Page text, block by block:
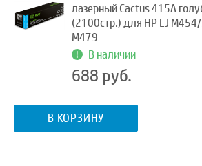
лазерный Cactus 415A
(2100стр.) для HP LJ M454/
M479
В наличии
688 руб.
В КОРЗИНУ